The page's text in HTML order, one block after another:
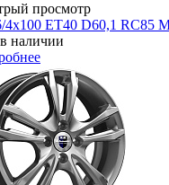
просмотр
4x100 ET40 D60,1 RC85
наличии